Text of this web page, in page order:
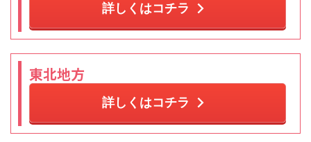
詳しくはコチラ
東北地方
詳しくはコチラ